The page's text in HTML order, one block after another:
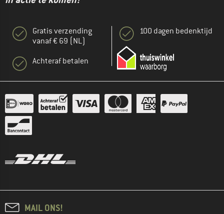
Gratis verzending
vanaf € 69 (NL)
Achteraf betalen
100 dagen bedenktijd
MAIL ONS!